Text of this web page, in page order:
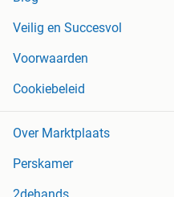
Veilig en Succesvol
Voorwaarden
Cookiebeleid
Over Marktplaats
Perskamer